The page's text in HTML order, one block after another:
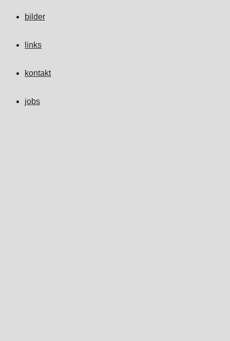
bilder
links
kontakt
jobs